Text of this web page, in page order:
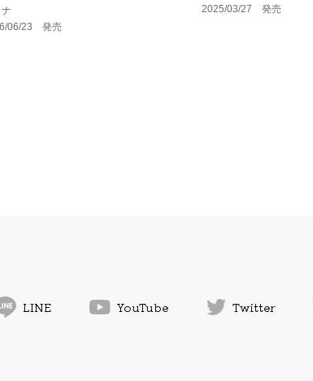
06/23 発売
2025/03/27 発売
LINE YouTube Twitter